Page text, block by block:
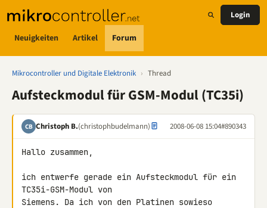
Neuigkeiten Artikel Forum
Login
Mikrocontroller und Digitale Elektronik › Thread
Aufsteckmodul für GSM-Modul (TC35i)
CB Christoph B.(christophbudelmann) 2008-06-08 15:04#890343
Hallo zusammen,
ich entwerfe gerade ein Aufsteckmodul für ein
TC35i-GSM-Modul von
Siemens. Da ich von den Platinen sowieso